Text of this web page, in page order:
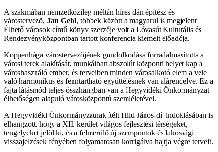
A szakmában nemzetközileg méltán híres dán építész és
várostervező, Jan Gehl, többek között a magyarul is megjelent
Élhető városok című könyv szerzője volt a Lóvasút Kulturális és
Rendezvényközpontban tartott konferencia kiemelt előadója.
Koppenhága várostervezőjének gondolkodása forradalmasította a
városi terek alakítását, munkáiban abszolút központi helyet kap a
városhasználó ember, és terveiben minden városalkotó elem a vele
való harmonikus és fenntartható együttélésnek van alárendelve. Ez a
fajta látásmód teljes összhangban van a Hegyvidéki Önkormányzat
élhetőségen alapuló városközpontú szemléletével.
A Hegyvidéki Önkormányzatnak ítélt Hild János-díj indoklásában is
elhangzott, hogy a XII. kerület világos fejlesztési térségeket,
tengelyeket jelöl ki, és a felmerülő új szempontok és lakossági
visszajelzések fényében folyamatosan korrigálva hajtja végre terveit.